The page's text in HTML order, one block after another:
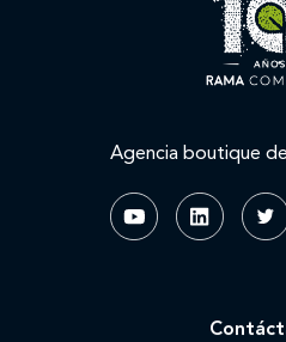
Agencia boutique